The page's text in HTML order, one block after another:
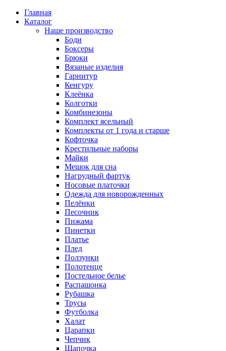
Главная
Каталог
Наше производство
Боди
Боксеры
Брюки
Вязаные изделия
Гарнитур
Кенгуру
Клеёнка
Колготки
Комбинезоны
Комплект ясельный
Комплекты от 1 года и старше
Кофточка
Крестильные наборы
Майки
Мешок для сна
Нагрудный фартук
Носовые платочки
Одежда для новорожденных
Пелёнки
Песочник
Пижама
Пинетки
Платье
Плед
Ползунки
Полотенце
Постельное белье
Распашонка
Рубашка
Трусы
Футболка
Халат
Царапки
Чепчик
Шапочка